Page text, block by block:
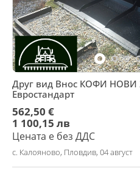
Друг вид Внос КОФИ НОВИ
Евростандарт
562,50 €
1 100,15 лв
Цената е без ДДС
с. Калояново, Пловдив, 04 август